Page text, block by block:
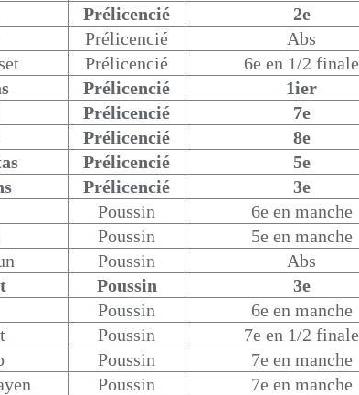
Prélicencié
2e
Prélicencié
Abs
Prélicencié
6e en 1/2 finale
Prélicencié
1ier
Prélicencié
7e
Prélicencié
8e
Prélicencié
5e
Prélicencié
3e
Poussin
6e en manche
Poussin
5e en manche
Poussin
Abs
Poussin
3e
Poussin
6e en manche
Poussin
7e en 1/2 finale
Poussin
7e en manche
Poussin
7e en manche